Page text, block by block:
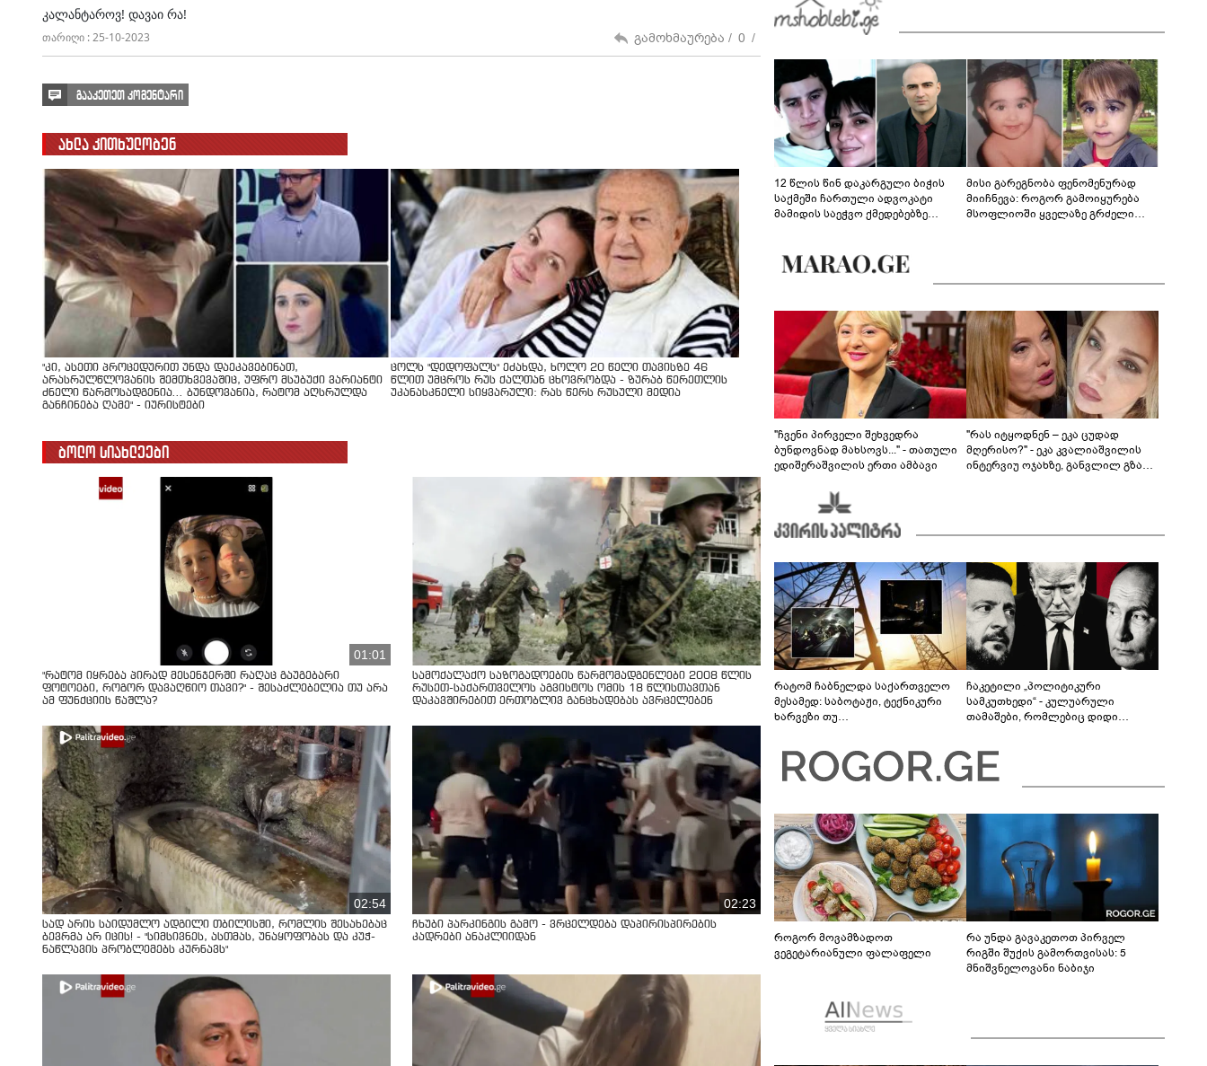
კალანტაროვ! დავაი რა!
თარიღი : 25-10-2023 გამოხმაურება / 0 /
გააკეთეთ კომენტარი
ახლა კითხულობენ
"კი, ასეთი პროცედურით უნდა დაეკავებინათ,
არასრულწლოვანის შემთხვევაშიც, უფრო მსუბუქი ვარიანტი
ძნელი წარმოსადგენია... ბუნდოვანია, რატომ აღსრულდა
განჩინება ღამე" - იურისტები
ცოლს "დედოფალს" ეძახდა, ხოლო 20 წელი თავისზე 46
წლით უმცროს რუს ქალთან ცხოვრობდა - ზურაბ წერეთლის
უკანასკნელი სიყვარული: რას წერს რუსული მედია
ბოლო სიახლეები
01:01
"რატომ იყრება პირად მესენჯერში რაღაც გაუგებარი
ფოტოები, როგორ დავაღწიო თავი?" - შესაძლებელია თუ არა
ამ ფუნქციის წაშლა?
სამოქალაქო საზოგადოების წარმომადგენლები 2008 წლის
რუსეთ-საქართველოს აგვისტოს ომის 18 წლისთავთან
დაკავშირებით ერთობლივ განცხადებას ავრცელებენ
02:54
სად არის საიდუმლო ადგილი თბილისში, რომლის შესახებაც
ბევრმა არ იცის! - "სიმსივნეს, ასთმას, უნაყოფობას და კუჭ-
ნაწლავის პრობლემებს კურნავს"
02:23
ჩხუბი პარკინგის გამო - ვრცელდება დაპირისპირების
კადრები ანაკლიიდან
12 წლის წინ დაკარგული ბიჭის
საქმეში ჩართული ადვოკატი
მამიდის საეჭვო ქმედებებზე
მოწოდებაზე... წლობით
მიმდინარეობდა საქმის
მისი გარეგნობა ფენომენურად
მიიჩნევა: როგორ გამოიყურება
მსოფლიოში ყველაზე გრძელი
"ჩვენი პირველი შეხვედრა
ბუნდოვნად მახსოვს..." - თათული
ედიშერაშვილის ერთი ამბავი
"რას იტყოდნენ – ეკა ცუდად
მღერისო?" - ეკა კვალიაშვილის
ინტერვიუ ოჯახზე, განვლილ გზასა
რატომ ჩაბნელდა საქართველო
მესამედ: საბოტაჟი, ტექნიკური
ხარვეზი თუ
ჩაკეტილი „პოლიტიკური
სამკუთხედი“ - კულუარული
თამაშები, რომლებიც დიდი
როგორ მოვამზადოთ
ვეგეტარიანული ფალაფელი
რა უნდა გავაკეთოთ პირველ
რიგში შუქის გამორთვისას: 5
მნიშვნელოვანი ნაბიჯი